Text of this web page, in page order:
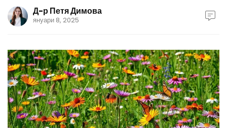
Д-р Петя Димова
януари 8, 2025